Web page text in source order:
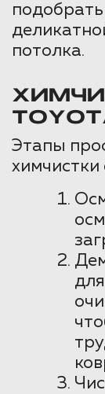
потолка.
Этапы
химчистки